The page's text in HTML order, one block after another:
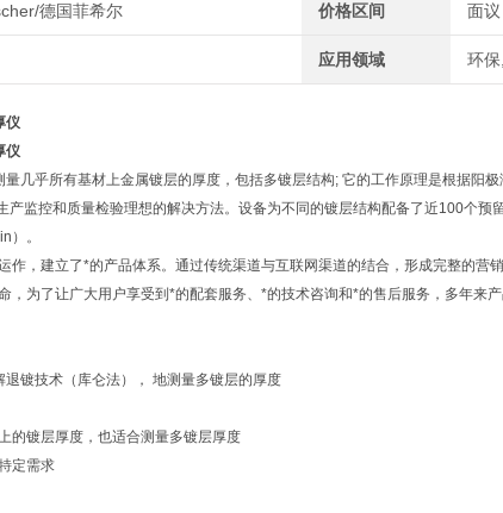
德国菲希尔 价格区间 面议
应用领域 环
仪
仪
量几乎所有基材上金属镀层的厚度，包括多镀层结构; 它的工作原理是根据阳
产监控和质量检验理想的解决方法。设备为不同的镀层结构配备了近100个预
）。
作，建立了*的产品体系。通过传统渠道与互联网渠道的结合，形成完整的营
，为了让广大用户享受到*的配套服务、*的技术咨询和*的售后服务，多年来
退镀技术（库仑法）， 地测量多镀层的厚度
的镀层厚度，也适合测量多镀层厚度
定需求